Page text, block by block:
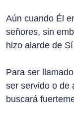
Aún cuando Él
señores, sin
hizo alarde de
Para ser
ser servido o de
buscará